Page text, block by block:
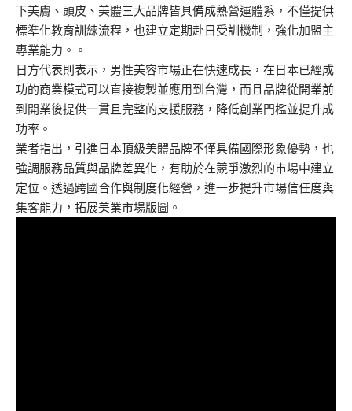
下美膚、頭皮、美體三大品牌皆具備成熟營運體系，不僅提供
標準化教育訓練流程，也建立定期赴日受訓機制，強化加盟主
專業能力。。
日方代表則表示，男性美容市場正在快速成長，在日本已經成
功的商業模式可以直接複製並應用到台灣，而且品牌從開業前
到開業後提供一貫且完整的支援服務，降低創業門檻並提升成
功率。
業者指出，引進日本頂級美體品牌不僅具備國際形象優勢，也
強調服務品質與品牌差異化，有助於在競爭激烈的市場中建立
定位。透過跨國合作與制度化經營，進一步提升市場信任度與
集客能力，拓展美業市場版圖。